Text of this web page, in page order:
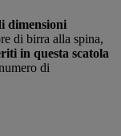
dimensioni
di birra alla spina,
in questa scatola
di